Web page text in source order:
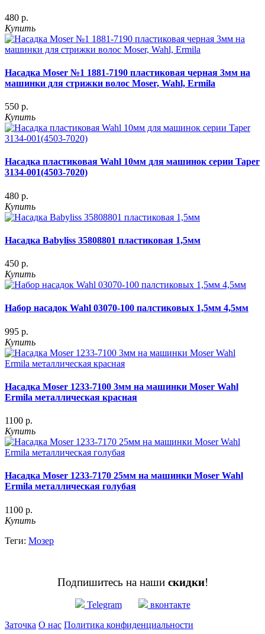
480 р.
Купить
Насадка Moser №1 1881-7190 пластиковая черная 3мм на
машинки для стрижки волос Moser, Wahl, Ermila
550 р.
Купить
Насадка пластиковая Wahl 10мм для машинок серии Taper
3134-001(4503-7020)
480 р.
Купить
Насадка Babyliss 35808801 пластиковая 1,5мм
450 р.
Купить
Набор насадок Wahl 03070-100 палстиковых 1,5мм 4,5мм
995 р.
Купить
Насадка Moser 1233-7100 3мм на машинки Moser Wahl
Ermila металлическая красная
1100 р.
Купить
Насадка Moser 1233-7170 25мм на машинки Moser Wahl
Ermila металлическая голубая
1100 р.
Купить
Теги: Мозер
Подпишитесь на наши скидки!
Telegram
вконтакте
Заточка О нас Политика конфиденциальности